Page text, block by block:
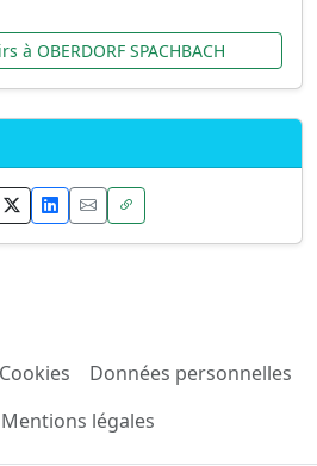
à OBERDORF SPACHBACH
Cookies
Données personnelles
Mentions légales